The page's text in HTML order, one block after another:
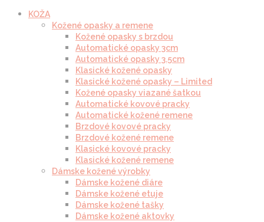
KOŽA
Kožené opasky a remene
Kožené opasky s brzdou
Automatické opasky 3cm
Automatické opasky 3.5cm
Klasické kožené opasky
Klasické kožené opasky – Limited
Kožené opasky viazané šatkou
Automatické kovové pracky
Automatické kožené remene
Brzdové kovové pracky
Brzdové kožené remene
Klasické kovové pracky
Klasické kožené remene
Dámske kožené výrobky
Dámske kožené diáre
Dámske kožené etuje
Dámske kožené tašky
Dámske kožené aktovky